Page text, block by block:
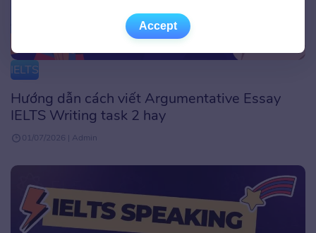
IELTS
Hướng dẫn cách viết Argumentative Essay
IELTS Writing task 2 hay
01/07/2026 | Admin
Accept
Accept